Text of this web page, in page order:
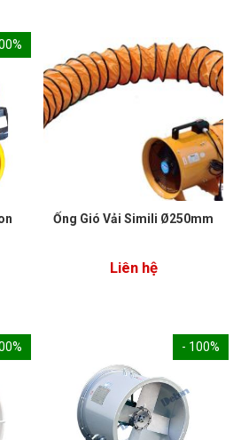
Ống Gió Vải Simili Ø250mm
Liên hệ
- 100%